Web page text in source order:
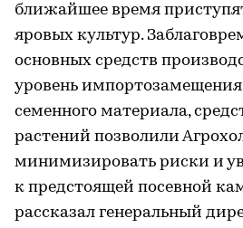
ближайшее время
яровых культур.
основных средств
уровень
семенного материала,
растений позволили
минимизировать риски и
к предстоящей посевной
рассказал генеральный